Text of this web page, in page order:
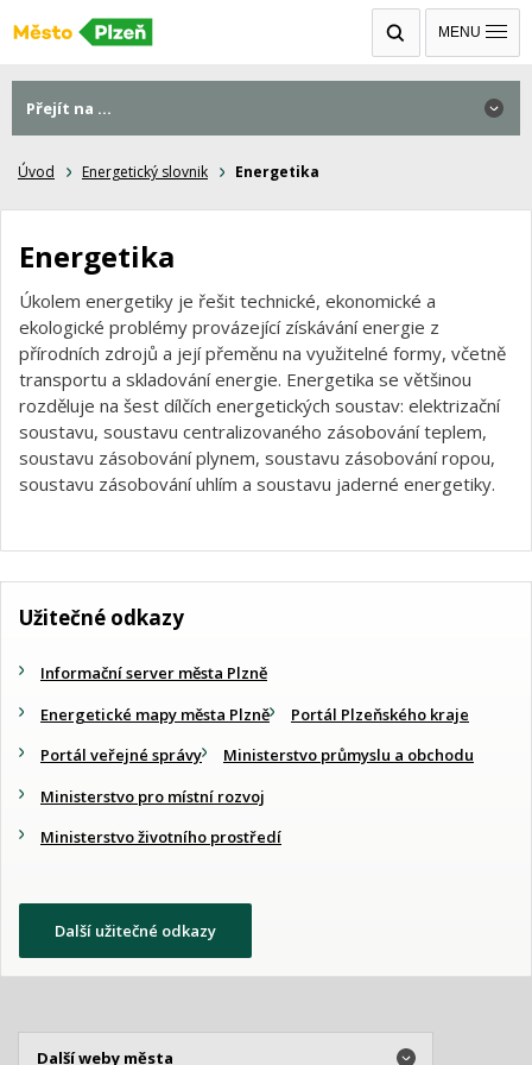
MENU
Úvod Energetický slovnik Energetika
Energetika
Úkolem energetiky je řešit technické, ekonomické a
ekologické problémy provázející získávání energie z
přírodních zdrojů a její přeměnu na využitelné formy, včetně
transportu a skladování energie. Energetika se většinou
rozděluje na šest dílčích energetických soustav: elektrizační
soustavu, soustavu centralizovaného zásobování teplem,
soustavu zásobování plynem, soustavu zásobování ropou,
soustavu zásobování uhlím a soustavu jaderné energetiky.
Přejít na ...
Užitečné odkazy
Informační server města Plzně
Energetické mapy města Plzně
Portál Plzeňského kraje
Portál veřejné správy
Ministerstvo průmyslu a obchodu
Ministerstvo pro místní rozvoj
Ministerstvo životního prostředí
Další užitečné odkazy